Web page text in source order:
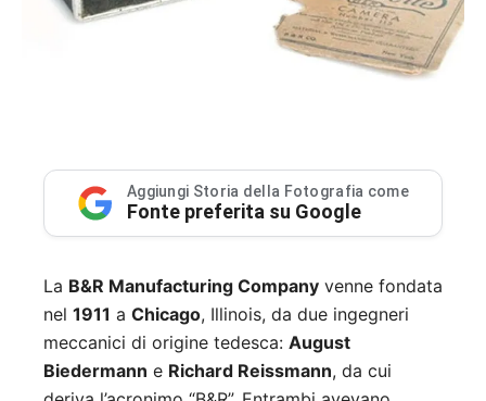
Aggiungi Storia della Fotografia come
Fonte preferita su Google
La B&R Manufacturing Company venne fondata
nel 1911 a Chicago, Illinois, da due ingegneri
meccanici di origine tedesca: August
Biedermann e Richard Reissmann, da cui